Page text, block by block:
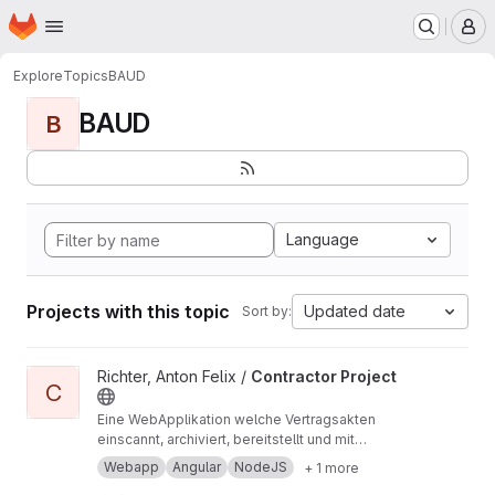
Skip to main content
Homepage
ExploreTopicsBAUD
B BAUD
Language
Projects with this topic Sort by: Updated date
View Contractor Project project
C
Richter, Anton Felix / Contractor Project
Eine WebApplikation welche Vertragsakten
einscannt, archiviert, bereitstellt und mit
Geschäftslogik aufbereitet. Angular, Node.js,
Datenbank (JSon), HTML, SCSS, TypeScript
Webapp Angular NodeJS + 1 more